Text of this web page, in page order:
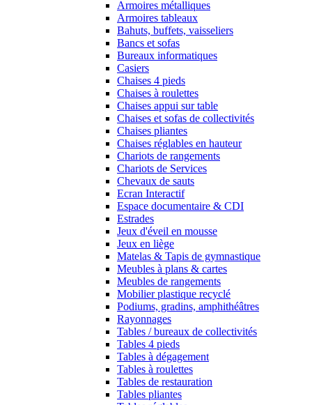
Armoires métalliques
Armoires tableaux
Bahuts, buffets, vaisseliers
Bancs et sofas
Bureaux informatiques
Casiers
Chaises 4 pieds
Chaises à roulettes
Chaises appui sur table
Chaises et sofas de collectivités
Chaises pliantes
Chaises réglables en hauteur
Chariots de rangements
Chariots de Services
Chevaux de sauts
Ecran Interactif
Espace documentaire & CDI
Estrades
Jeux d'éveil en mousse
Jeux en liège
Matelas & Tapis de gymnastique
Meubles à plans & cartes
Meubles de rangements
Mobilier plastique recyclé
Podiums, gradins, amphithéâtres
Rayonnages
Tables / bureaux de collectivités
Tables 4 pieds
Tables à dégagement
Tables à roulettes
Tables de restauration
Tables pliantes